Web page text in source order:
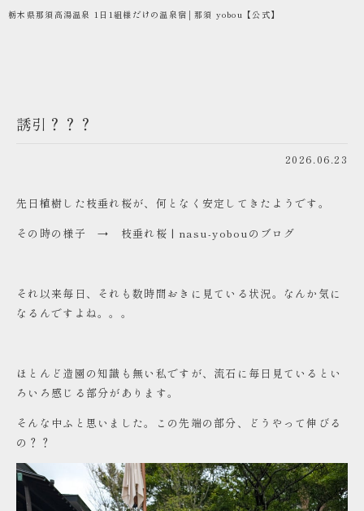
栃木県那須高湯温泉 1日1組様だけの温泉宿│那須 yobou【公式】
誘引？？？
2026.06.23
先日植樹した枝垂れ桜が、何となく安定してきたようです。
その時の様子 → 枝垂れ桜 | nasu-yobouのブログ
それ以来毎日、それも数時間おきに見ている状況。なんか気に
なるんですよね。。。
ほとんど造園の知識も無い私ですが、流石に毎日見ているとい
ろいろ感じる部分があります。
そんな中ふと思いました。この先端の部分、どうやって伸びる
の？？